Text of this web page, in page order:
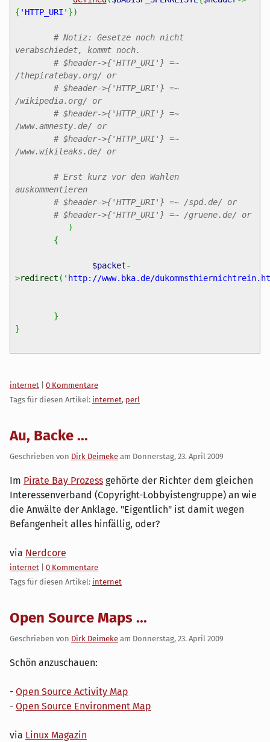
{ 'HTTP_URI' })
# Notiz: Gesetze noch nicht
verabschiedet, kommt noch.
# $header->{'HTTP_URI'} =~
/thepiratebay.org/ or
# $header->{'HTTP_URI'} =~
/wikipedia.org/ or
# $header->{'HTTP_URI'} =~
/www.amnesty.de/ or
# $header->{'HTTP_URI'} =~
/www.wikileaks.de/ or
# Erst kurz vor den Wahlen
auskommentieren
# $header->{'HTTP_URI'} =~ /spd.de/ or
# $header->{'HTTP_URI'} =~ /gruene.de/ or
)
{
$packet-
>redirect ( 'http://www.bka.de/
}
}
Kategorien:
internet
0 Kommentare
Tags für diesen Artikel: internet, perl
Au, Backe ...
Geschrieben von Dirk Deimeke am Donnerstag, 23. April 2009
Im Pirate Bay Prozess gehörte der Richter dem gleichen
Interessenverband (Copyright-Lobbyistengruppe) an wie
die Anwälte der Anklage. "Eigentlich" ist damit wegen
Befangenheit alles hinfällig, oder?
via Nerdcore
Kategorien:
internet
0 Kommentare
Tags für diesen Artikel: internet
Open Source Maps ...
Geschrieben von Dirk Deimeke am Donnerstag, 23. April 2009
Schön anzuschauen:
- Open Source Activity Map
- Open Source Environment Map
via Linux Magazin